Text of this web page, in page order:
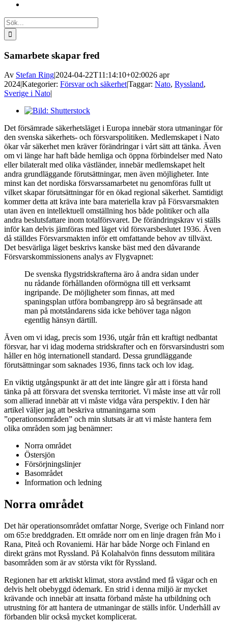
Sök
efter:
Samarbete skapar fred
Av Stefan Ring|2024-04-22T11:14:10+02:0026 apr
2024|Kategorier: Försvar och säkerhet|Taggar: Nato, Ryssland,
Sverige i Nato|
Visa
bild
Det försämrade säkerhetsläget i Europa innebär stora utmaningar för
den svenska säkerhets- och försvarspolitiken. Medlemskapet i Nato
ökar vår säkerhet men kräver förändringar i vårt sätt att tänka. Även
om vi länge har haft både hemliga och öppna förbindelser med Nato
eller bilateralt med olika västländer, innebär medlemskapet helt
andra grundläggande förutsättningar, men även möjligheter. Inte
minst kan det nordiska försvarssamarbetet nu genomföras fullt ut
vilket skapar förutsättningar för en ökad regional säkerhet. Samtidigt
kommer detta att kräva inte bara materiella krav på Försvarsmakten
utan även en intellektuell omställning hos både politiker och alla
andra beslutsfattare inom totalförsvaret. De förändringskrav vi ställs
inför kan delvis jämföras med läget vid försvarsbeslutet 1936. Även
då ställdes Försvarsmakten inför ett omfattande behov av tillväxt.
Det besvärliga läget beskrivs kanske bäst med den dåvarande
Försvarskommissionens analys av Flygvapnet:
De svenska flygstridskrafterna äro å andra sidan under
nu rådande förhållanden oförmögna till ett verksamt
ingripande. De möjligheter som finnas, att med
spaningsplan utföra bombangrepp äro så begränsade att
man på motståndarens sida icke behöver taga någon
egentlig hänsyn därtill.
Även om vi idag, precis som 1936, utgår från ett kraftigt nedbantat
försvar, har vi idag moderna stridskrafter och en försvarsindustri som
håller en hög internationell standard. Dessa grundläggande
förutsättningar som saknades 1936, finns tack och lov idag.
En viktig utgångspunkt är att det inte längre går att i första hand
tänka på att försvara det svenska territoriet. Vi måste inse att vår roll
som allierad innebär att vi måste vidga våra perspektiv. I den här
artikel väljer jag att beskriva utmaningarna som
”operationsområden” och min slutsats är att vi måste hantera fem
olika områden som jag benämner:
Norra området
Östersjön
Försörjningslinjer
Basområdet
Information och ledning
Norra området
Det här operationsområdet omfattar Norge, Sverige och Finland norr
om 65:e breddgraden. Ett område norr om en linje dragen från Mo i
Rana, Piteå och Rovaniemi. Här har både Norge och Finland en
direkt gräns mot Ryssland. På Kolahalvön finns dessutom militära
basområden som är av största vikt för Ryssland.
Regionen har ett arktiskt klimat, stora avstånd med få vägar och en
delvis helt obebyggd ödemark. En strid i denna miljö är mycket
krävande och innebär att insatta förband måste ha utbildning och
utrustning för att hantera de utmaningar de ställs inför. Underhåll av
förbanden blir också mycket komplicerat.